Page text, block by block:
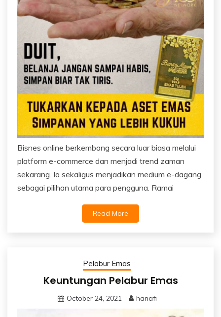
Bisnes online berkembang secara luar biasa melalui
platform e-commerce dan menjadi trend zaman
sekarang. Ia sekaligus menjadikan medium e-dagang
sebagai pilihan utama para pengguna. Ramai
Read More
Pelabur Emas
Keuntungan Pelabur Emas
October 24, 2021 hanafi